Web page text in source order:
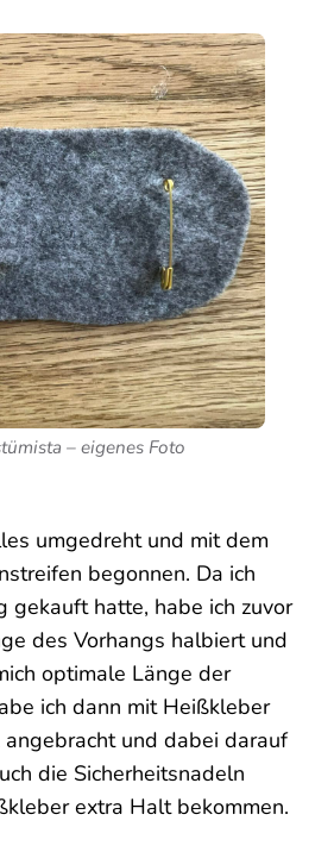
– eigenes Foto
umgedreht und mit dem
begonnen. Da ich
gekauft hatte, habe ich zuvor
des Vorhangs halbiert und
optimale Länge der
ich dann mit Heißkleber
angebracht und dabei darauf
die Sicherheitsnadeln
extra Halt bekommen.